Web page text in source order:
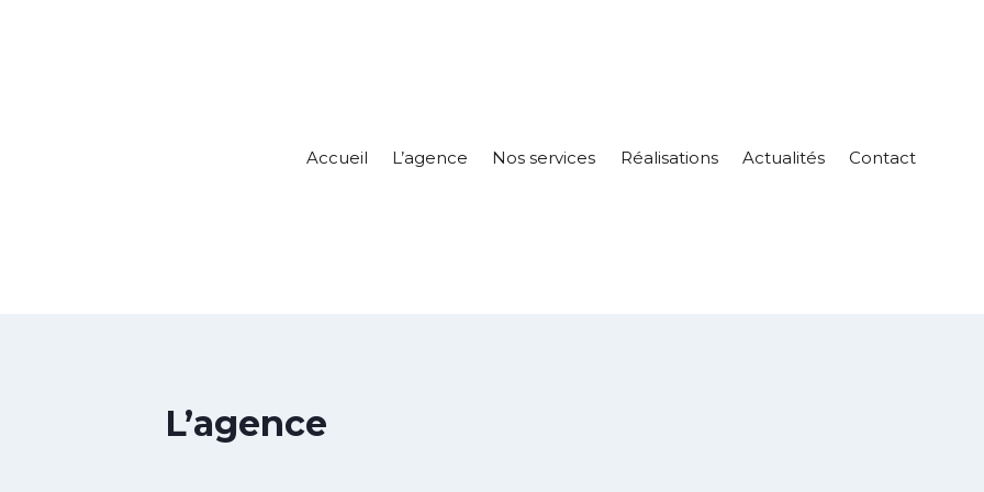
Accueil L’agence Nos services Réalisations Actualités Contact
L’agence